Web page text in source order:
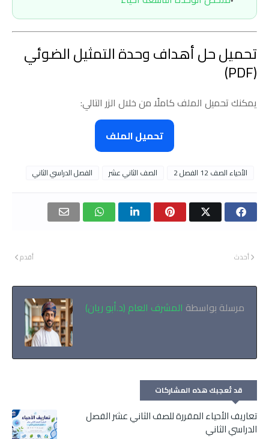
تحميل حل أهداف وحدة التمثيل الضوئي
(PDF)
يمكنك تحميل الملف كاملًا من خلال الزر التالي:
تحميل الملف
الأحياء الصف 12 الفصل 2 الصف الثاني عشر الفصل الدراسي الثاني
أحدث أقدم
مرسلة بواسطة المشرف العام (د.أبو ريان)
قد تُعجبك هذه المشاركات
تعاريف الأحياء المقررة للصف الثاني عشر الفصل
الدراسي الثاني